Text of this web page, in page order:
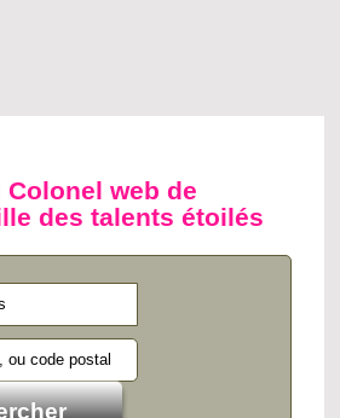
web de
des talents étoilés